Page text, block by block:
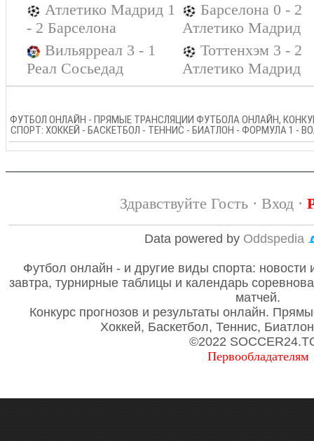
Атлетико Мадрид 1
- 2 Барселона
Барселона 0 - 2
Атлетико Мадрид
Вильярреал 3 - 1
Реал Сосьедад
Тоттенхэм 3 - 2
Атлетико Мадрид
ФУТБОЛ ОНЛАЙН - ПРЯМЫЕ ТРАНСЛЯЦИИ ФУТБОЛА ОНЛАЙН,
СПОРТ: ХОККЕЙ - БАСКЕТБОЛ - ТЕННИС - БИАТЛОН - ФОРМУЛА 1 -
Здравствуйте Гость · Вход·
Data powered by Oddspedia
Футбол онлайн - и другие виды спорта: новости
завтра, турнирные таблицы и календарь
матчей.
Конкурс прогнозов и результаты онлайн.
Хоккей, Баскетбол, Теннис,
©2022
Первообладателям